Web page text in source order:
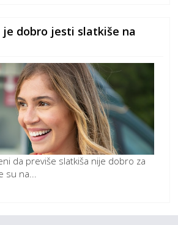
je dobro jesti slatkiše na
da previše slatkiša nije dobro za
su na...